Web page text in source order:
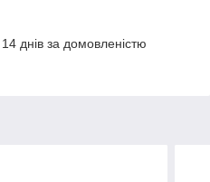
днів за домовленістю